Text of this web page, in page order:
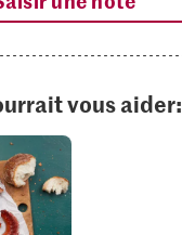
vous aider: